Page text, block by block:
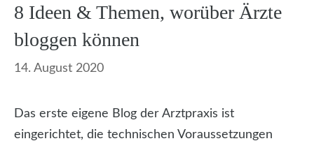
8 Ideen & Themen, worüber Ärzte
bloggen können
14. August 2020
Das erste eigene Blog der Arztpraxis ist
eingerichtet, die technischen Voraussetzungen